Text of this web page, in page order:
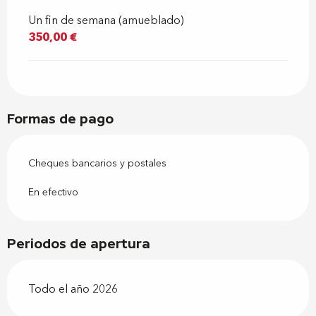
Un fin de semana (amueblado)
350,00 €
Formas de pago
Cheques bancarios y postales
En efectivo
Periodos de apertura
Todo el año 2026